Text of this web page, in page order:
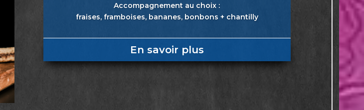
Accompagnement au choix :
fraises, framboises, bananes, bonbons + chantilly
En savoir plus